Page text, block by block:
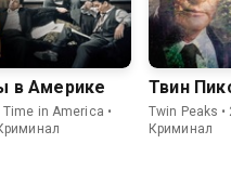
в Америке
Time in America •
Твин
Twin Peaks
Криминал